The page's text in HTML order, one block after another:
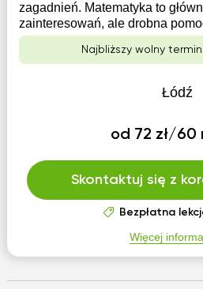
zagadnień. Matematyka to
zainteresowań, ale drobna
Najbliższy wolny termin:
Łódź
od 72 zł/60
Skontaktuj się z
Bezpłatna
Więcej